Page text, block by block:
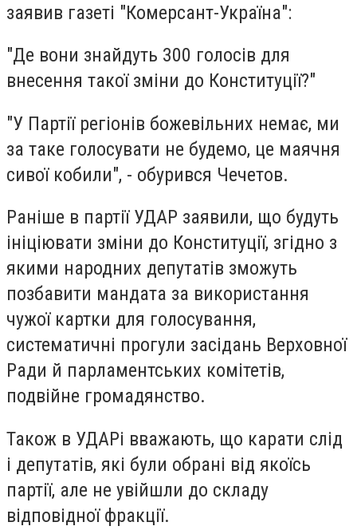
заявив газеті "Комерсант-Україна":
"Де вони знайдуть 300 голосів для
внесення такої зміни до Конституції?"
"У Партії регіонів божевільних немає, ми
за таке голосувати не будемо, це маячня
сивої кобили", - обурився Чечетов.
Раніше в партії УДАР заявили, що будуть
ініціювати зміни до Конституції, згідно з
якими народних депутатів зможуть
позбавити мандата за використання
чужої картки для голосування,
систематичні прогули засідань Верховної
Ради й парламентських комітетів,
подвійне громадянство.
Також в УДАРі вважають, що карати слід
і депутатів, які були обрані від якоїсь
партії, але не увійшли до складу
відповідної фракції.